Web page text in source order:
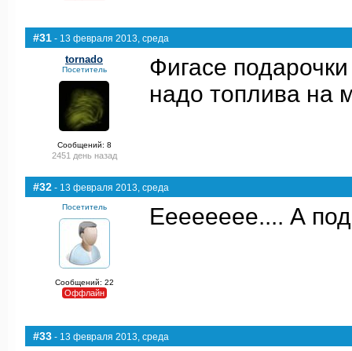
#31 - 13 февраля 2013, среда
tornado
Посетитель
Сообщений: 8
2451 день назад
Фигасе
надо топлива на
#32 - 13 февраля 2013, среда
Посетитель
Сообщений: 22
Оффлайн
Ееееееее.... А
#33 - 13 февраля 2013, среда